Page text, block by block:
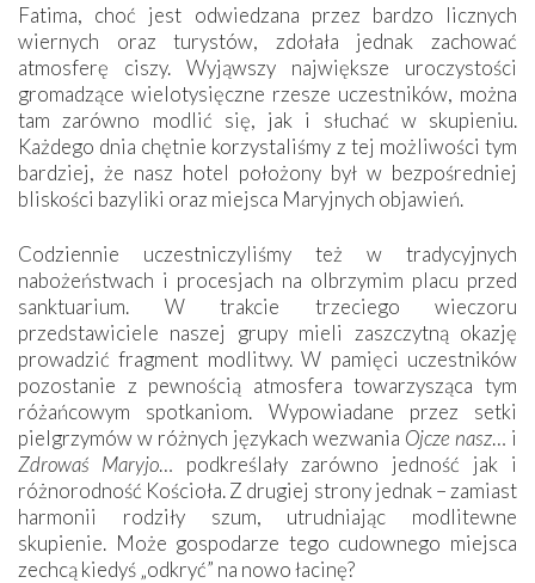
Fatima, choć jest odwiedzana przez bardzo licznych
wiernych oraz turystów, zdołała jednak zachować
atmosferę ciszy. Wyjąwszy największe uroczystości
gromadzące wielotysięczne rzesze uczestników, można
tam zarówno modlić się, jak i słuchać w skupieniu.
Każdego dnia chętnie korzystaliśmy z tej możliwości tym
bardziej, że nasz hotel położony był w bezpośredniej
bliskości bazyliki oraz miejsca Maryjnych objawień.
Codziennie uczestniczyliśmy też w tradycyjnych
nabożeństwach i procesjach na olbrzymim placu przed
sanktuarium. W trakcie trzeciego wieczoru
przedstawiciele naszej grupy mieli zaszczytną okazję
prowadzić fragment modlitwy. W pamięci uczestników
pozostanie z pewnością atmosfera towarzysząca tym
różańcowym spotkaniom. Wypowiadane przez setki
pielgrzymów w różnych językach wezwania Ojcze nasz… i
Zdrowaś Maryjo… podkreślały zarówno jedność jak i
różnorodność Kościoła. Z drugiej strony jednak – zamiast
harmonii rodziły szum, utrudniając modlitewne
skupienie. Może gospodarze tego cudownego miejsca
zechcą kiedyś „odkryć” na nowo łacinę?